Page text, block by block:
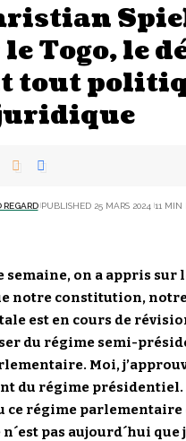
Togo, le
tout
REGARD PUBLISHED 25 MARS 2024 11 MIN
semaine, on a appris sur
notre constitution,
est en cours de
du régime semi-
Moi,
du régime présidentiel.
ce régime parlementaire
n´est pas aujourd´hui que